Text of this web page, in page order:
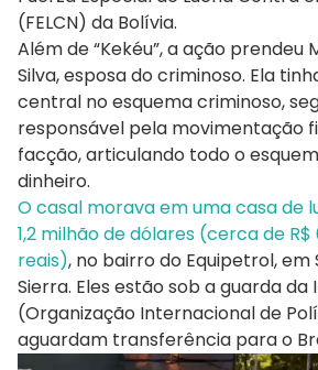
(FELCN) da Bolívia.
Além de “Kekéu”, a ação prendeu
Silva, esposa do criminoso. Ela
central no esquema criminoso,
responsável pela movimentação
facção, articulando todo o
dinheiro.
O casal morava em uma casa de
1,2 milhão de dólares (cerca de
reais), no bairro do Equipetrol, em
Sierra. Eles estão sob a guarda
(Organização Internacional de
aguardam transferência para o